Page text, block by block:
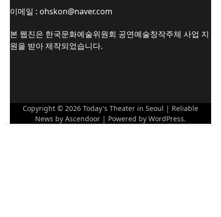
이메일 : ohskon@naver.com
본 웹진은 한국문화예술위원회 공연예술창작주체 사업 지
원을 받아 제작되었습니다.
Copyright © 2026 Today's Theater in Seoul | Reliable
News by Ascendoor | Powered by WordPress.